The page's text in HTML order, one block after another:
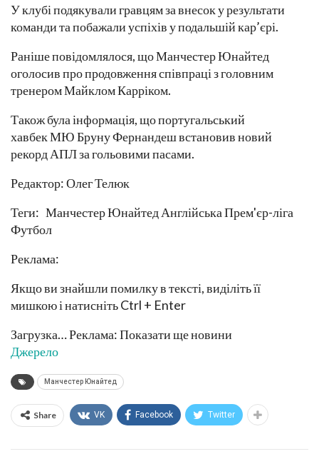
У клубі подякували гравцям за внесок у результати
команди та побажали успіхів у подальшій кар’єрі.
Раніше повідомлялося, що Манчестер Юнайтед
оголосив про продовження співпраці з головним
тренером Майклом Карріком.
Також була інформація, що португальський
хавбек МЮ Бруну Фернандеш встановив новий
рекорд АПЛ за гольовими пасами.
Редактор: Олег Телюк
Теги: Манчестер Юнайтед Англійська Прем'єр-ліга
Футбол
Реклама:
Якщо ви знайшли помилку в тексті, виділіть її
мишкою і натисніть Ctrl + Enter
Загрузка… Реклама: Показати ще новини
Джерело
Манчестер Юнайтед
Share VK Facebook Twitter